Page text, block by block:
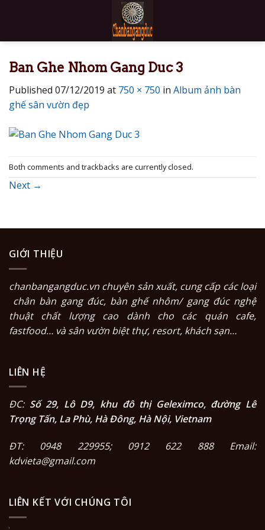
Ban Ghe Nhom Gang Duc 3
Published 07/12/2019 at 750 × 750 in Album ảnh bàn
ghế sân vườn đẹp
Both comments and trackbacks are currently closed.
Next →
GIỚI THIỆU
chanbangangduc.vn chuyên sản xuất, cung cấp các loại
chân bàn gang đúc, bàn ghế nhôm/ gang đúc nghệ
thuậtchất lượng cao dành cho các quán cafe,
fastfood… và sân vườn biệt thự, resort, khách sạn…
LIÊN HỆ
ĐC: Số 29, Lô D9, khu đô thị Geleximco, đường Lê
Trọng Tấn, La Phù, Hà Đông, Hà Nội, Vietnam
ĐT: 0948 229955; 0912 622 888 Email:
kdvieta@gmail.com
LIÊN KẾT VỚI CHÚNG TÔI